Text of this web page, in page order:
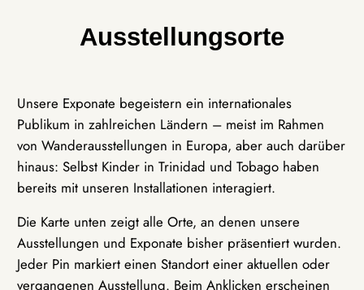
Ausstellungsorte
Unsere Exponate begeistern ein internationales
Publikum in zahlreichen Ländern – meist im Rahmen
von Wanderausstellungen in Europa, aber auch darüber
hinaus: Selbst Kinder in Trinidad und Tobago haben
bereits mit unseren Installationen interagiert.
Die Karte unten zeigt alle Orte, an denen unsere
Ausstellungen und Exponate bisher präsentiert wurden.
Jeder Pin markiert einen Standort einer aktuellen oder
vergangenen Ausstellung. Beim Anklicken erscheinen